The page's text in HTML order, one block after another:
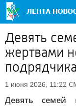
Девять
жертвами
подрядчика
1 июня 2026, 11:22
Девять семей